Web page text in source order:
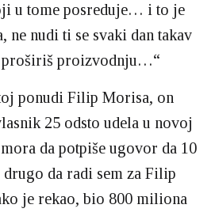
u tome posreduje… i to je
ne nudi ti se svaki dan takav
proširiš proizvodnju…“
ponudi Filip Morisa, on
25 odsto udela u novoj
da potpiše ugovor da 10
drugo da radi sem za Filip
je rekao, bio 800 miliona